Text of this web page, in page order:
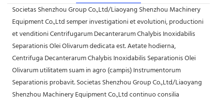
Societas Shenzhou Group Co.,Ltd/Liaoyang Shenzhou Machinery
Equipment Co.,Ltd semper investigationi et evolutioni, productioni
et venditioni Centrifugarum Decanterarum Chalybis Inoxidabilis
Separationis Olei Olivarum dedicata est. Aetate hodierna,
Centrifuga Decanterarum Chalybis Inoxidabilis Separationis Olei
Olivarum utilitatem suam in agro (campis) Instrumentorum
Separationis probavit. Societas Shenzhou Group Co.,Ltd/Liaoyang
Shenzhou Machinery Equipment Co.,Ltd continuo consilia